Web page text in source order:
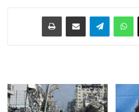
‫X واتساب تيلقرام مشاركة عبر البريد طباعة